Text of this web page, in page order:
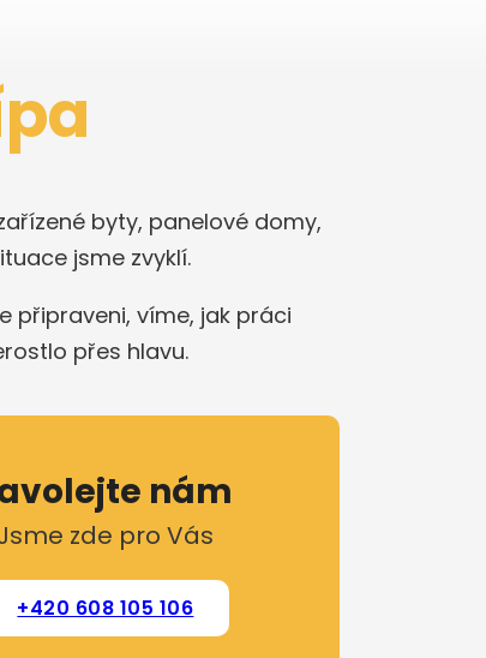
byty, panelové domy,
jsme zvyklí.
připraveni, víme, jak práci
přes hlavu.
nám
zde pro Vás
+420 608 105 106